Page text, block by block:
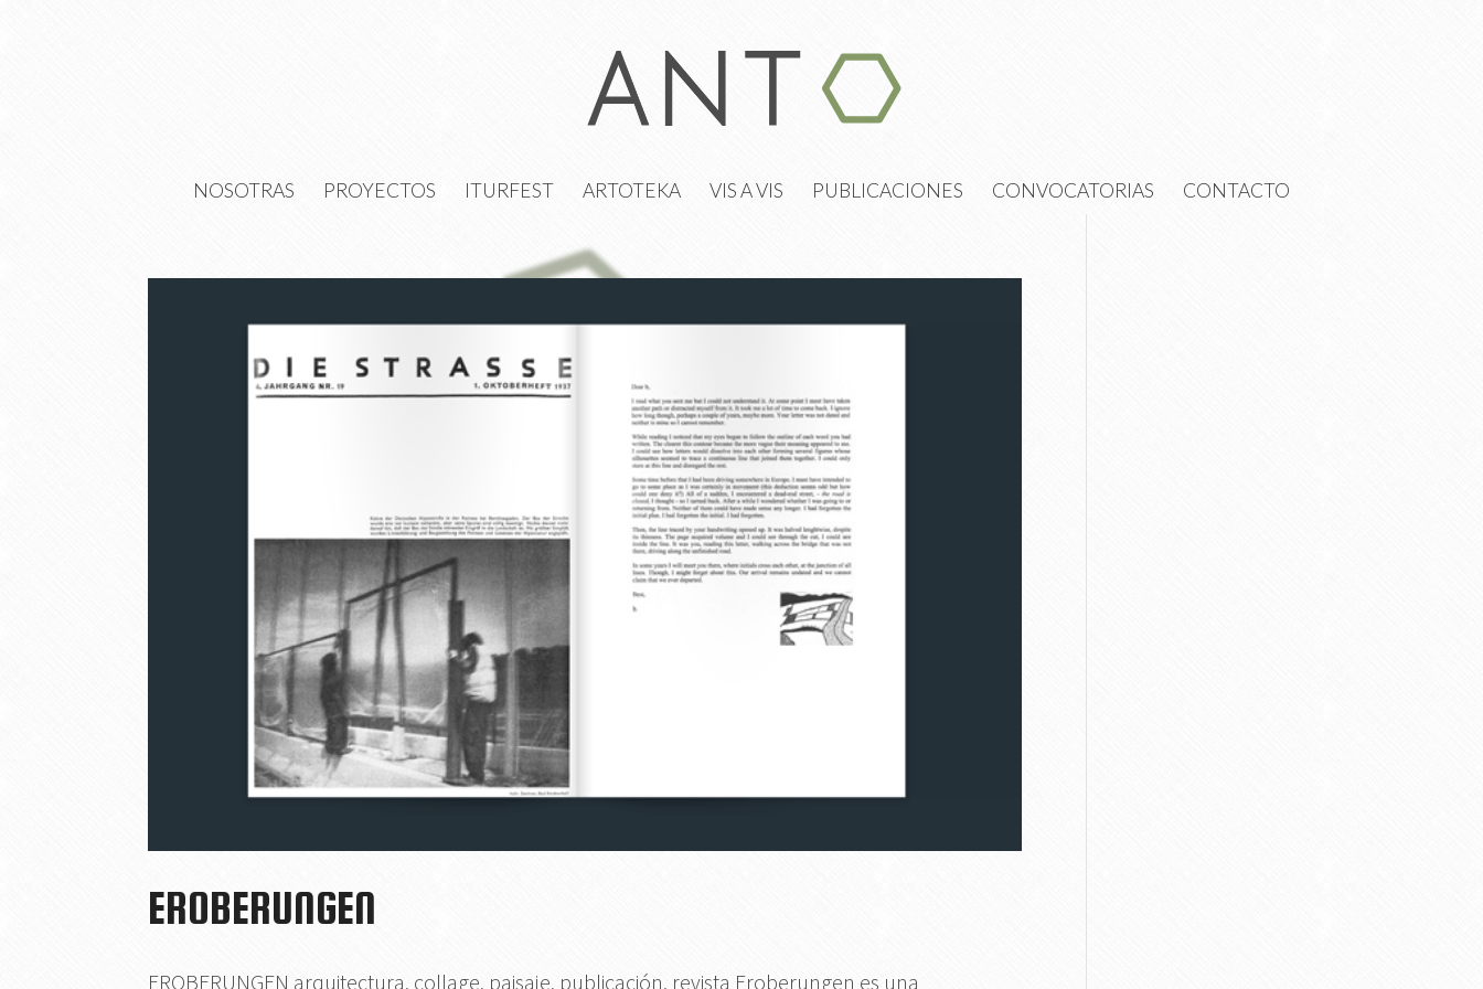
NOSOTRAS PROYECTOS ITURFEST ARTOTEKA VIS A VIS PUBLICACIONES CONVOCATORIAS CONTACTO
EROBERUNGEN
EROBERUNGEN arquitectura, collage, paisaje, publicación, revista Eroberungen es una